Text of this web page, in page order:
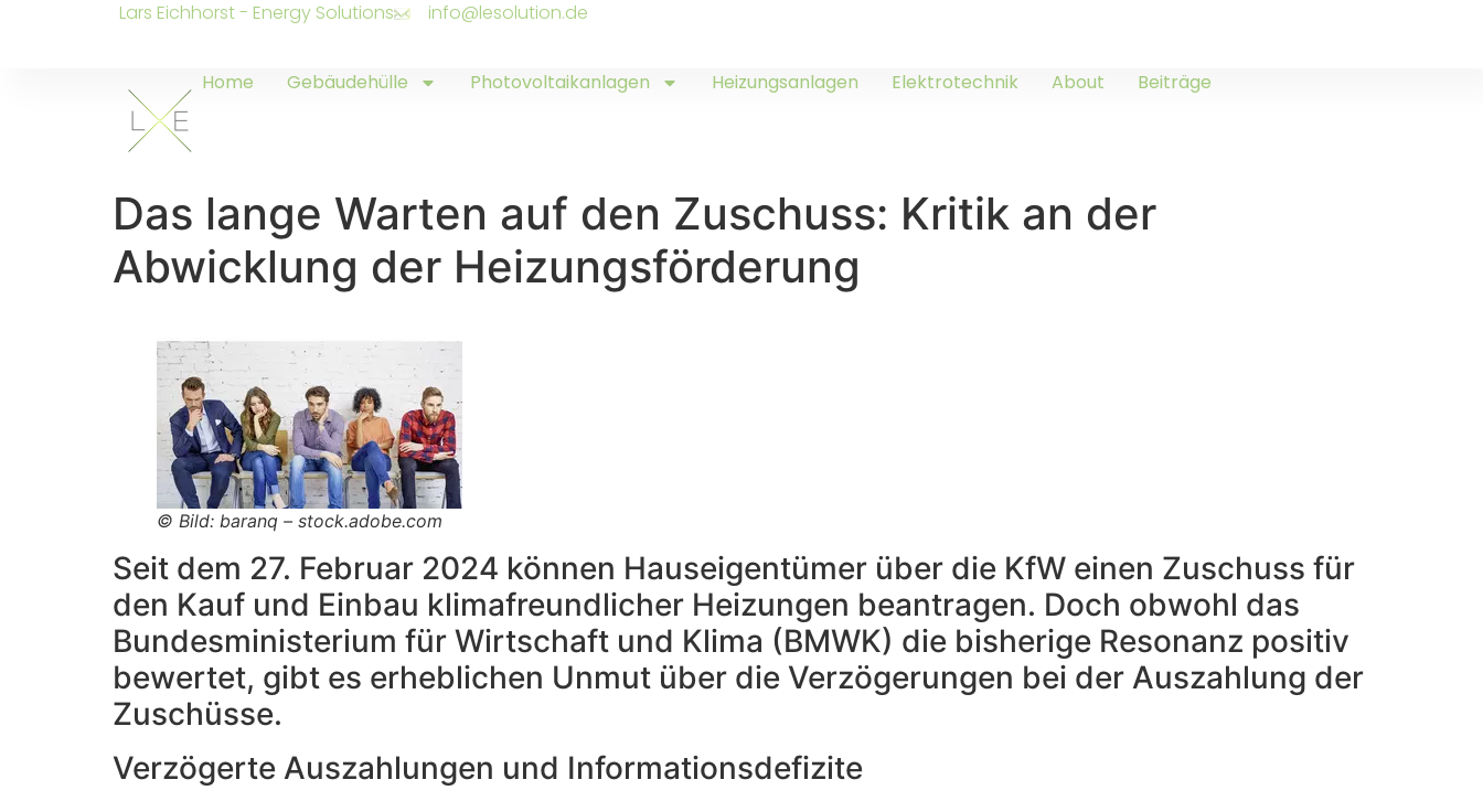
Lars Eichhorst - Energy Solutions info@lesolution.de
Home Gebäudehülle Photovoltaikanlagen Heizungsanlagen Elektrotechnik About Beiträge
Das lange Warten auf den Zuschuss: Kritik an der
Abwicklung der Heizungsförderung
© Bild: baranq – stock.adobe.com
Seit dem 27. Februar 2024 können Hauseigentümer über die KfW einen Zuschuss für
den Kauf und Einbau klimafreundlicher Heizungen beantragen. Doch obwohl das
Bundesministerium für Wirtschaft und Klima (BMWK) die bisherige Resonanz positiv
bewertet, gibt es erheblichen Unmut über die Verzögerungen bei der Auszahlung der
Zuschüsse.
Verzögerte Auszahlungen und Informationsdefizite